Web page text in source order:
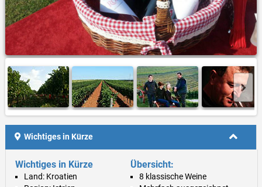
Wichtiges in Kürze
Wichtiges in Kürze
Land: Kroatien
Übersicht:
8 klassische Weine